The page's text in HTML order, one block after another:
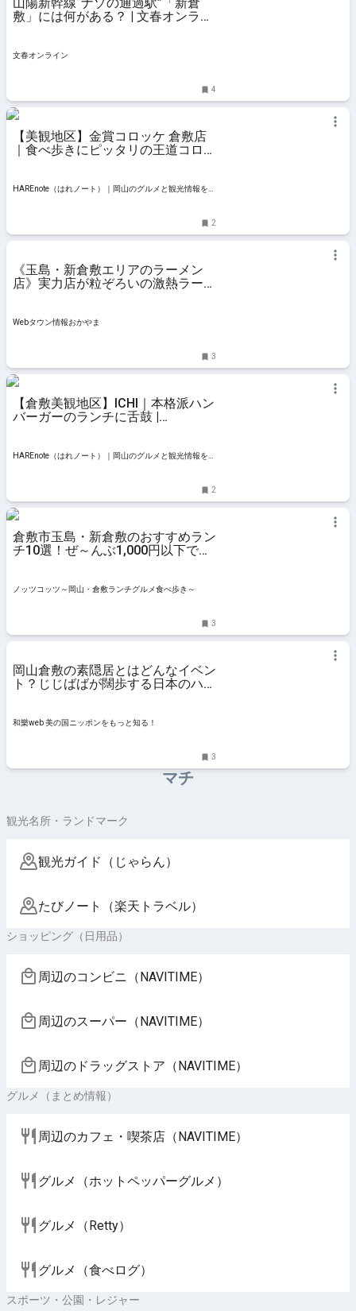
敷」には何がある？ | 文春オンライ
文春オンライン
4
【美観地区】金賞コロッケ 倉敷店
｜食べ歩きにピッタリの王道コロッ
グルメと観光情報を発信するWEB
HAREnote（はれノート）｜岡山のグルメと観光情報を発
2
《玉島・新倉敷エリアのラーメン
店》実力店が粒ぞろいの激熱ラーメ
やま
Webタウン情報おかやま
3
【倉敷美観地区】ICHI｜本格派ハン
バーガーのランチに舌鼓 |
マガジン
HAREnote（はれノート）｜岡山のグルメと観光情報を発
2
倉敷市玉島・新倉敷のおすすめラン
チ10選！ぜ～んぶ1,000円以下でコ
ノッツコッツ～岡山・倉敷ランチグルメ食べ歩き～
3
岡山倉敷の素隠居とはどんなイベン
ト？じじばばが闊歩する日本のハロ
和樂web 美の国ニッポンをもっと知る！
3
マチ
観光名所・ランドマーク
観光ガイド（じゃらん）
たびノート（楽天トラベル）
ショッピング（日用品）
周辺のコンビニ（NAVITIME）
周辺のスーパー（NAVITIME）
周辺のドラッグストア（NAVITIME）
グルメ（まとめ情報）
周辺のカフェ・喫茶店（NAVITIME）
グルメ（ホットペッパーグルメ）
グルメ（Retty）
グルメ（食べログ）
スポーツ・公園・レジャー